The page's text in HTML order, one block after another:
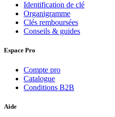
Identification de clé
Organigramme
Clés remboursées
Conseils & guides
Espace Pro
Compte pro
Catalogue
Conditions B2B
Aide